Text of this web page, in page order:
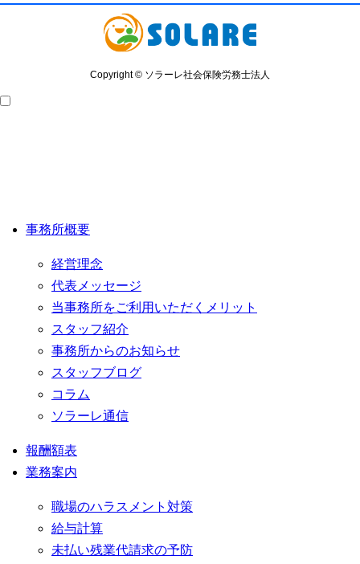
Copyright © ソラーレ社会保険労務士法人
事務所概要
経営理念
代表メッセージ
当事務所をご利用いただくメリット
スタッフ紹介
事務所からのお知らせ
スタッフブログ
コラム
ソラーレ通信
報酬額表
業務案内
職場のハラスメント対策
給与計算
未払い残業代請求の予防